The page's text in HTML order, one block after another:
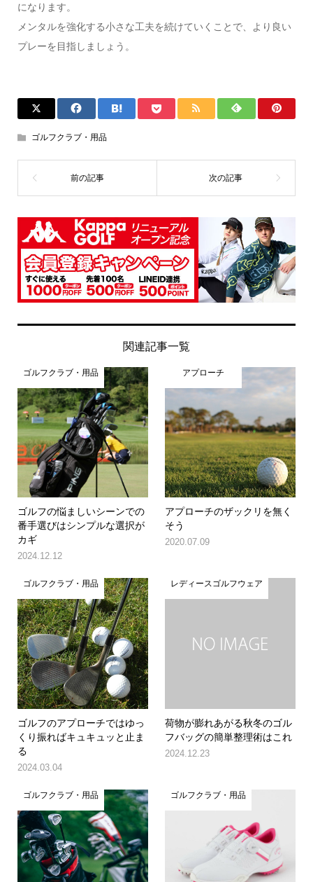
になります。
メンタルを強化する小さな工夫を続けていくことで、より良い
プレーを目指しましょう。
ゴルフクラブ・用品
関連記事一覧
ゴルフクラブ・用品
ゴルフの悩ましいシーンでの
番手選びはシンプルな選択が
カギ
2024.12.12
アプローチ
アプローチのザックリを無く
そう
2020.07.09
ゴルフクラブ・用品
ゴルフのアプローチではゆっ
くり振ればキュキュッと止ま
る
2024.03.04
レディースゴルフウェア
荷物が膨れあがる秋冬のゴル
フバッグの簡単整理術はこれ
2024.12.23
ゴルフクラブ・用品 ゴルフクラブ・用品